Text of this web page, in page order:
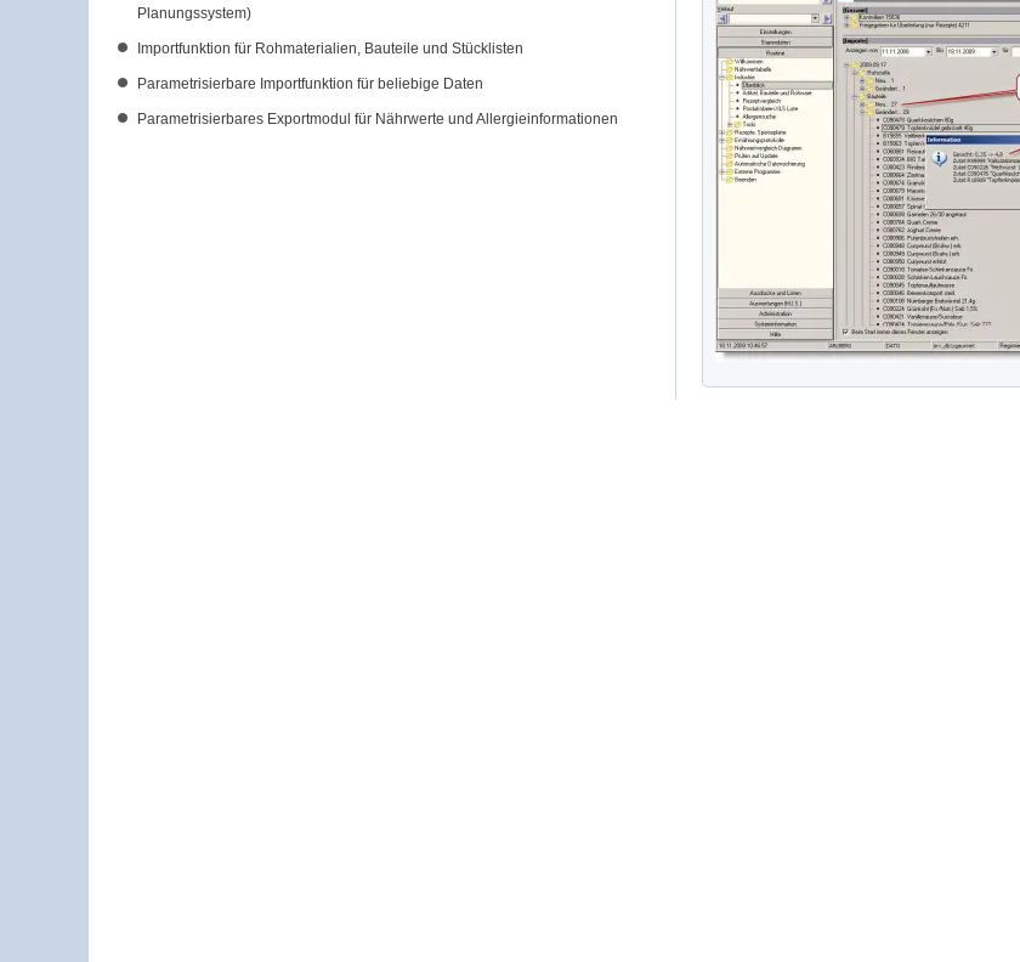
Planungssystem)
Importfunktion für Rohmaterialien, Bauteile und Stücklisten
Parametrisierbare Importfunktion für beliebige Daten
Parametrisierbares Exportmodul für Nährwerte und Allergieinformationen